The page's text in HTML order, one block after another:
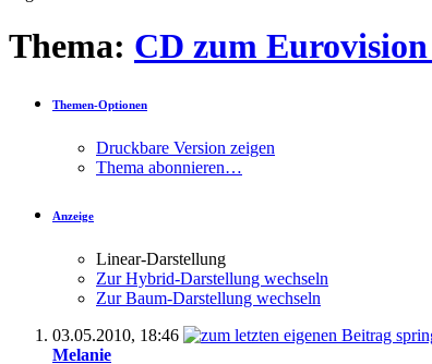
Thema: CD zum
Themen-Optionen
Druckbare Version zeigen
Thema abonnieren…
Anzeige
Linear-Darstellung
Zur Hybrid-Darstellung wechseln
Zur Baum-Darstellung wechseln
03.05.2010, 18:46
Melanie